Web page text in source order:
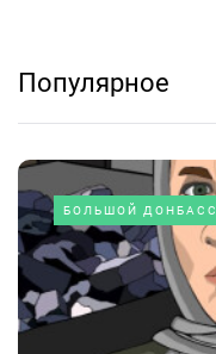
Популярное
БОЛЬШОЙ ДОНБАСС